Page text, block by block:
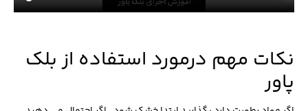
نکات مهم درمورد استفاده از بلک
پاور